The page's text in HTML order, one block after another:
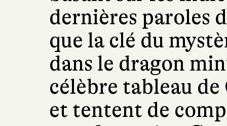
dernières paroles
que la clé du
dans le dragon
célèbre tableau
et tentent de